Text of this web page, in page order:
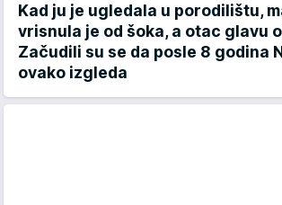
Kad ju je ugledala u porodilištu,
vrisnula je od šoka, a otac glavu
Začudili su se da posle 8 godina
ovako izgleda